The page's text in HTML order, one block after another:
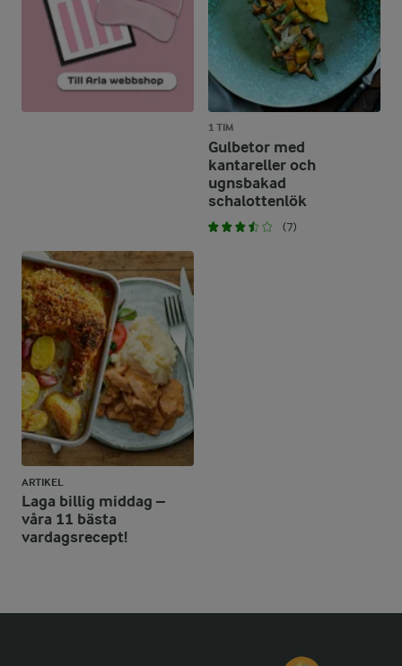
1 TIM
Gulbetor med
kantareller och
ugnsbakad
schalottenlök
(7)
ARTIKEL
Laga billig middag –
våra 11 bästa
vardagsrecept!